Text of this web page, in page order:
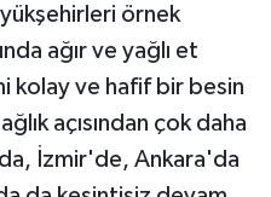
örnek
ağır ve yağlı et
kolay ve hafif bir besin
açısından çok daha
İzmir'de, Ankara'da